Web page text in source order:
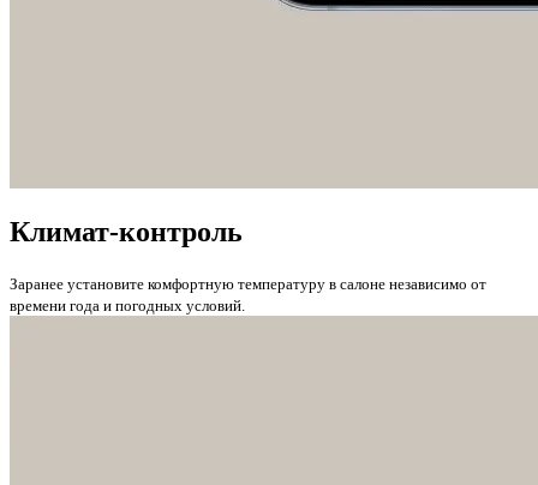
Климат-контроль
Заранее установите комфортную температуру в салоне независимо от
времени года и погодных условий.